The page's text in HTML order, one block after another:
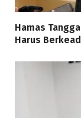
Hamas
Harus